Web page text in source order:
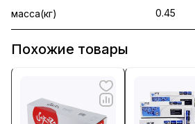
масса(кг) 0.45
Похожие товары